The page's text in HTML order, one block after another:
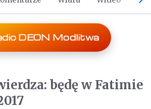
DEON Modlitwa
będę w Fatimie